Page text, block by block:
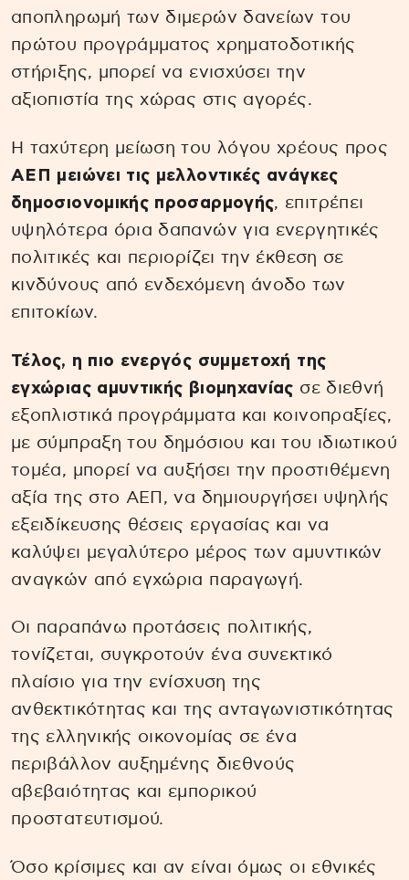
αποπληρωμή των διμερών δανείων του
πρώτου προγράμματος χρηματοδοτικής
στήριξης, μπορεί να ενισχύσει την
αξιοπιστία της χώρας στις αγορές.
Η ταχύτερη μείωση του λόγου χρέους προς
ΑΕΠ μειώνει τις μελλοντικές ανάγκες
δημοσιονομικής προσαρμογής, επιτρέπει
υψηλότερα όρια δαπανών για ενεργητικές
πολιτικές και περιορίζει την έκθεση σε
κινδύνους από ενδεχόμενη άνοδο των
επιτοκίων.
Τέλος, η πιο ενεργός συμμετοχή της
εγχώριας αμυντικής βιομηχανίας σε διεθνή
εξοπλιστικά προγράμματα και κοινοπραξίες,
με σύμπραξη του δημόσιου και του ιδιωτικού
τομέα, μπορεί να αυξήσει την προστιθέμενη
αξία της στο ΑΕΠ, να δημιουργήσει υψηλής
εξειδίκευσης θέσεις εργασίας και να
καλύψει μεγαλύτερο μέρος των αμυντικών
αναγκών από εγχώρια παραγωγή.
Οι παραπάνω προτάσεις πολιτικής,
τονίζεται, συγκροτούν ένα συνεκτικό
πλαίσιο για την ενίσχυση της
ανθεκτικότητας και της ανταγωνιστικότητας
της ελληνικής οικονομίας σε ένα
περιβάλλον αυξημένης διεθνούς
αβεβαιότητας και εμπορικού
προστατευτισμού.
Όσο κρίσιμες και αν είναι όμως οι εθνικές